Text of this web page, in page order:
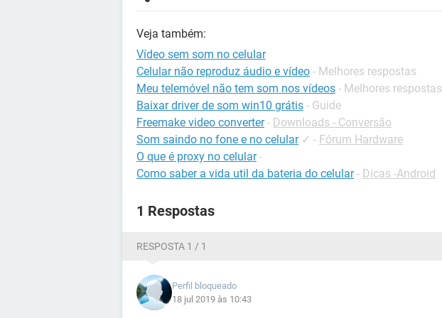
Veja também:
Vídeo sem som no celular
Celular não reproduz áudio e vídeo - Melhores respostas
Meu telemóvel não tem som nos vídeos - Melhores respostas
Baixar driver de som win10 grátis - Guide
Freemake video converter - Downloads - Conversão
Som saindo no fone e no celular ✓ - Fórum Hardware
O que é proxy no celular -
Como saber a vida util da bateria do celular - Dicas -Android
1 Respostas
RESPOSTA 1 / 1
Perfil bloqueado
18 jul 2019 às 10:43